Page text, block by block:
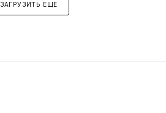
ЗАГРУЗИТЬ ЕЩЕ